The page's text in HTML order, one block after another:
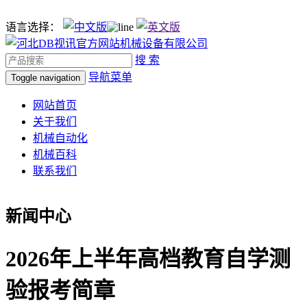
语言选择：
搜 索
Toggle navigation 导航菜单
网站首页
关于我们
机械自动化
机械百科
联系我们
新闻中心
2026年上半年高档教育自学测
验报考简章